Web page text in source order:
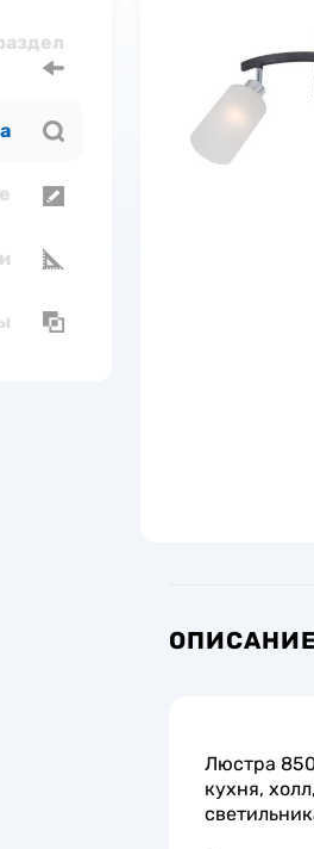
ОПИСАНИЕ
Люстра
кухня,